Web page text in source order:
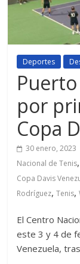
Deportes
por
Copa
30 enero, 2023
Nacional de Tenis,
Copa Davis
Rodríguez,Tenis,
El Centro
este 3 y 4 de
Venezuela,